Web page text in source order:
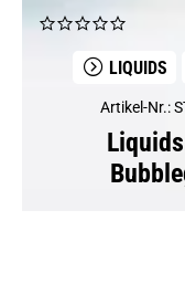
LIQUIDS
Artikel-Nr.: